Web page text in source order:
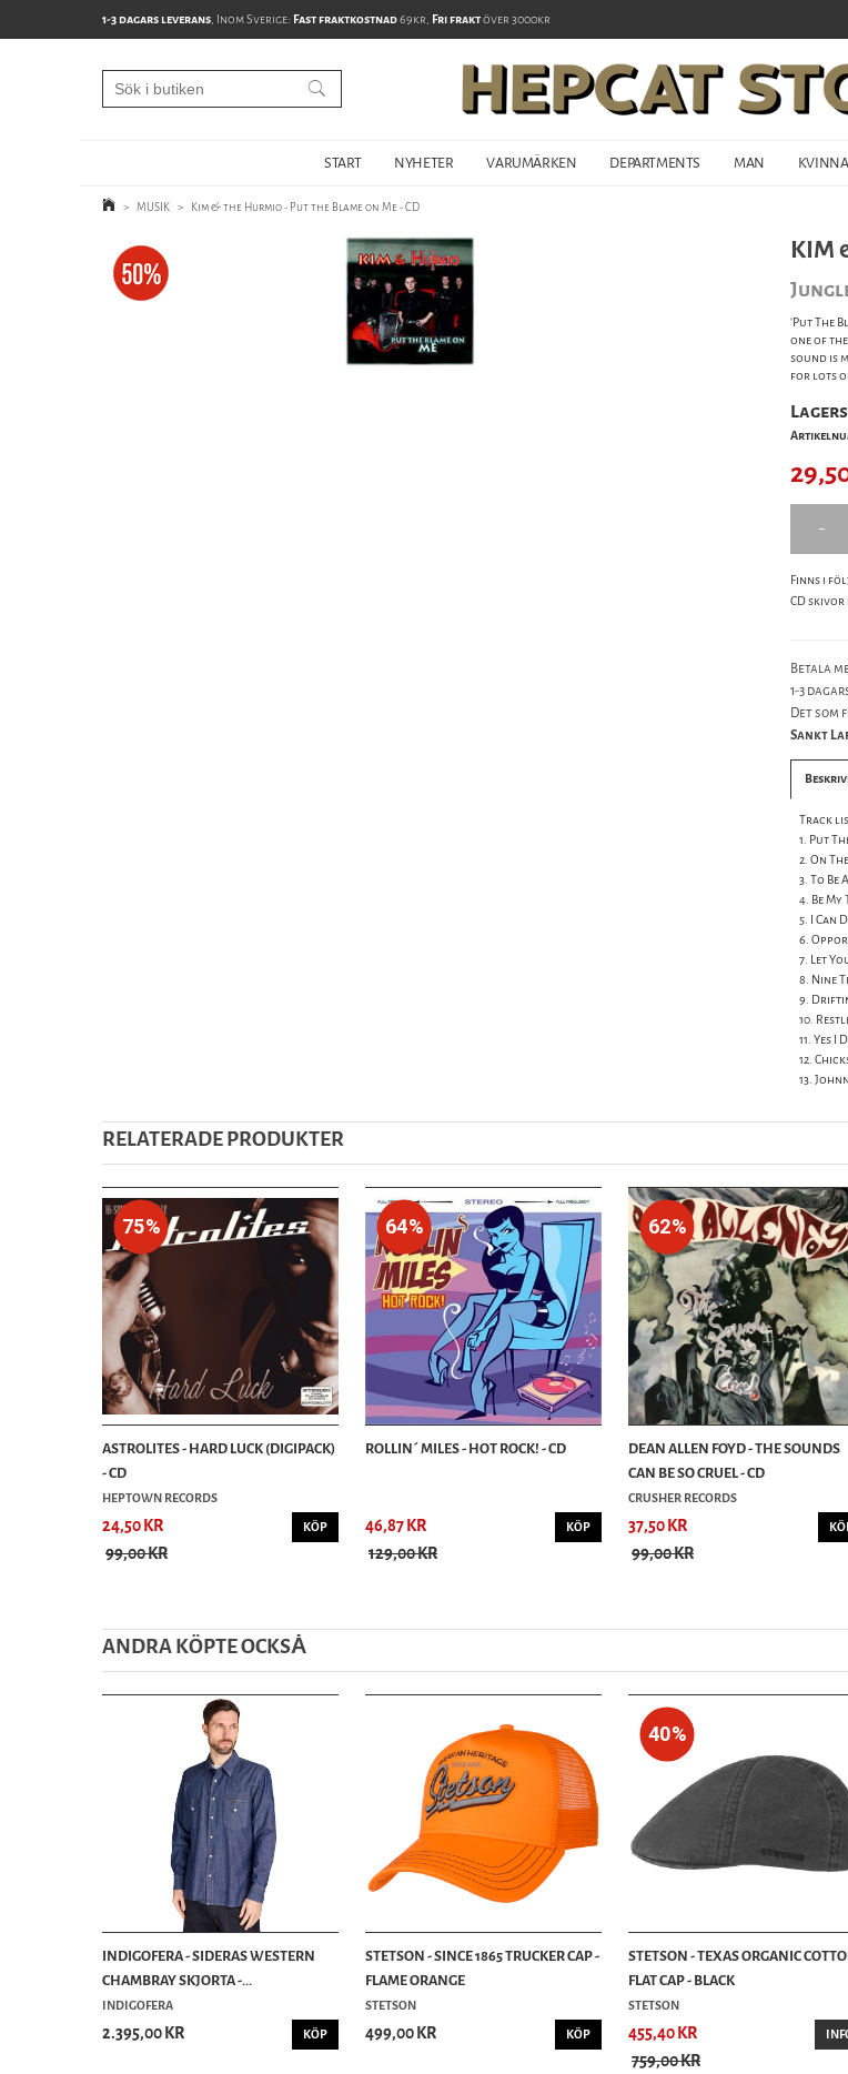
1-3 dagars leverans, Inom Sverige: Fast fraktkostnad69kr, Fri fraktöver 3000kr
START NYHETER VARUMÄRKEN DEPARTMENTS MAN KVINNA
> MUSIK > Kim & the Hurmio - Put the Blame on Me - CD
KIM
'Put The
one of
sound is
for lots
Finns i
CD skivor
Betala
1-3
Det som
Sankt
Track
1. Put
2. On
3. To Be
4. Be My
5. I Can
6.
7. Let
8. Nine
9.
10.
11. Yes I
12.
13.
RELATERADE PRODUKTER
75%
ASTROLITES - HARD LUCK (DIGIPACK)
- CD
HEPTOWN RECORDS
24,50 KR
99,00 KR
KÖP
64%
ROLLIN´ MILES - HOT ROCK! - CD
46,87 KR
129,00 KR
KÖP
62%
DEAN ALLEN FOYD - THE SOUNDS
CAN BE SO CRUEL - CD
CRUSHER RECORDS
37,50 KR
99,00 KR
ANDRA KÖPTE OCKSȦ
INDIGOFERA - SIDERAS WESTERN
CHAMBRAY SKJORTA -...
INDIGOFERA
2.395,00 KR KÖP
STETSON - SINCE 1865 TRUCKER CAP -
FLAME ORANGE
STETSON
499,00 KR KÖP
40%
STETSON - TEXAS ORGANIC
FLAT CAP - BLACK
STETSON
455,40 KR
759,00 KR